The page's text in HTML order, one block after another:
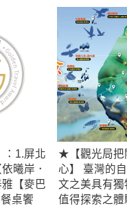
1.屏北
曦岸．
【麥巴
桌饗
★【觀光局把
心】 臺灣的
文之美具有
值得探索之